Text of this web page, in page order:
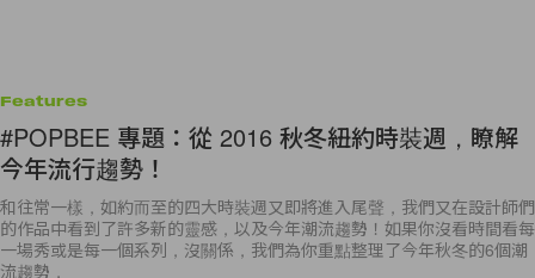
Features
#POPBEE 專題：從 2016 秋冬紐約時裝週，瞭解
今年流行趨勢！
和往常一樣，如約而至的四大時裝週又即將進入尾聲，我們又在設計師們
的作品中看到了許多新的靈感，以及今年潮流趨勢！如果你沒看時間看每
一場秀或是每一個系列，沒關係，我們為你重點整理了今年秋冬的6個潮
流趨勢，